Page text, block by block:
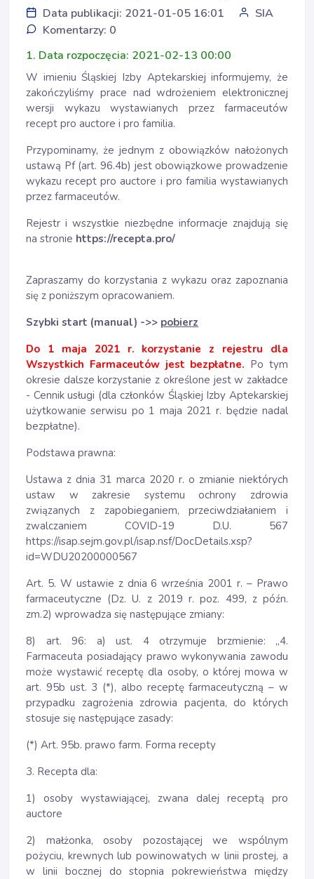
Data publikacji: 2021-01-05 16:01
SIA
Komentarzy: 0
1. Data rozpoczęcia: 2021-02-13 00:00
W imieniu Śląskiej Izby Aptekarskiej informujemy, że
zakończyliśmy prace nad wdrożeniem elektronicznej
wersji wykazu wystawianych przez farmaceutów
recept pro auctore i pro familia.
Przypominamy, że jednym z obowiązków nałożonych
ustawą Pf (art. 96.4b) jest obowiązkowe prowadzenie
wykazu recept pro auctore i pro familia wystawianych
przez farmaceutów.
Rejestr i wszystkie niezbędne informacje znajdują się
na stronie https://recepta.pro/
Zapraszamy do korzystania z wykazu oraz zapoznania
się z poniższym opracowaniem.
Szybki start (manual) ->> pobierz
Do 1 maja 2021 r. korzystanie z rejestru dla
Wszystkich Farmaceutów jest bezpłatne. Po tym
okresie dalsze korzystanie z określone jest w zakładce
- Cennik usługi (dla członków Śląskiej Izby Aptekarskiej
użytkowanie serwisu po 1 maja 2021 r. będzie nadal
bezpłatne).
Podstawa prawna:
Ustawa z dnia 31 marca 2020 r. o zmianie niektórych
ustaw w zakresie systemu ochrony zdrowia
związanych z zapobieganiem, przeciwdziałaniem i
zwalczaniem COVID-19 D.U. 567
https://isap.sejm.gov.pl/isap.nsf/DocDetails.xsp?
id=WDU20200000567
Art. 5. W ustawie z dnia 6 września 2001 r. – Prawo
farmaceutyczne (Dz. U. z 2019 r. poz. 499, z późn.
zm.2) wprowadza się następujące zmiany:
8) art. 96: a) ust. 4 otrzymuje brzmienie: „4.
Farmaceuta posiadający prawo wykonywania zawodu
może wystawić receptę dla osoby, o której mowa w
art. 95b ust. 3 (*), albo receptę farmaceutyczną – w
przypadku zagrożenia zdrowia pacjenta, do których
stosuje się następujące zasady:
(*) Art. 95b. prawo farm. Forma recepty
3. Recepta dla:
1) osoby wystawiającej, zwana dalej receptą pro
auctore
2) małżonka, osoby pozostającej we wspólnym
pożyciu, krewnych lub powinowatych w linii prostej, a
w linii bocznej do stopnia pokrewieństwa między